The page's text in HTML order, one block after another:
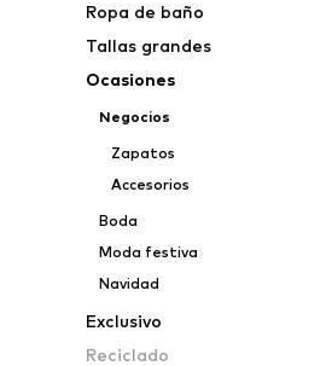
Ropa de baño
Tallas grandes
Ocasiones
Negocios
Zapatos
Accesorios
Boda
Moda festiva
Navidad
Exclusivo
Reciclado